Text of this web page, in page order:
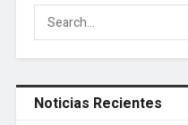
Noticias Recientes